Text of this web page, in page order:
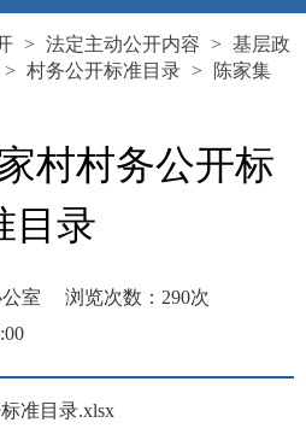
> 法定主动公开内容 > 基层政
> 村务公开标准目录 >
陈家集
村村务公开标
目录
室 浏览次数： 290次
准目录.xlsx